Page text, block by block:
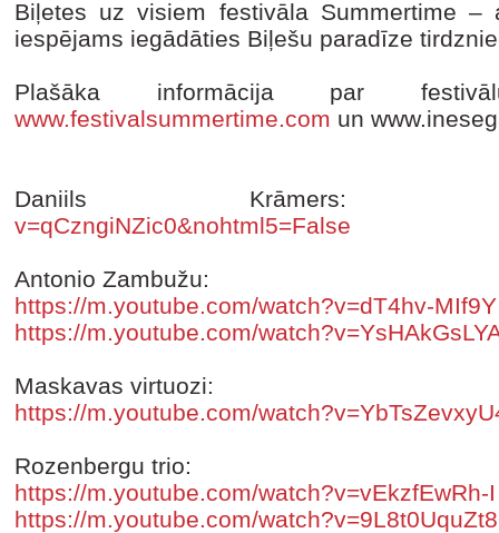
Biļetes uz visiem festivāla Summertime –
iespējams iegādāties Biļešu paradīze
Plašāka informācija par
www.festivalsummertime.com un
Daniils
v=qCzngiNZic0&nohtml5=False
Antonio Zambužu:
https://m.youtube.com/watch?v=dT4hv-MIf9Y
https://m.youtube.com/
Maskavas virtuozi:
https://m.youtube.com/
Rozenbergu trio:
https://m.youtube.com/watch?v=vEkzfEwRh-I
https://m.youtube.com/watch?v=9L8t0UquZt8